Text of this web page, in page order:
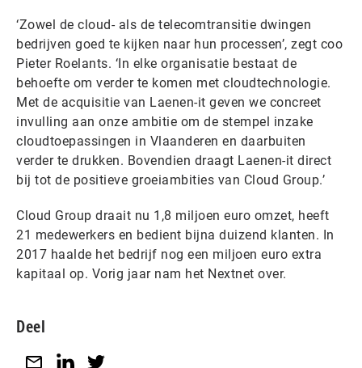
‘Zowel de cloud- als de telecomtransitie dwingen
bedrijven goed te kijken naar hun processen’, zegt coo
Pieter Roelants. ‘In elke organisatie bestaat de
behoefte om verder te komen met cloudtechnologie.
Met de acquisitie van Laenen-it geven we concreet
invulling aan onze ambitie om de stempel inzake
cloudtoepassingen in Vlaanderen en daarbuiten
verder te drukken. Bovendien draagt Laenen-it direct
bij tot de positieve groeiambities van Cloud Group.’
Cloud Group draait nu 1,8 miljoen euro omzet, heeft
21 medewerkers en bedient bijna duizend klanten. In
2017 haalde het bedrijf nog een miljoen euro extra
kapitaal op. Vorig jaar nam het Nextnet over.
Deel